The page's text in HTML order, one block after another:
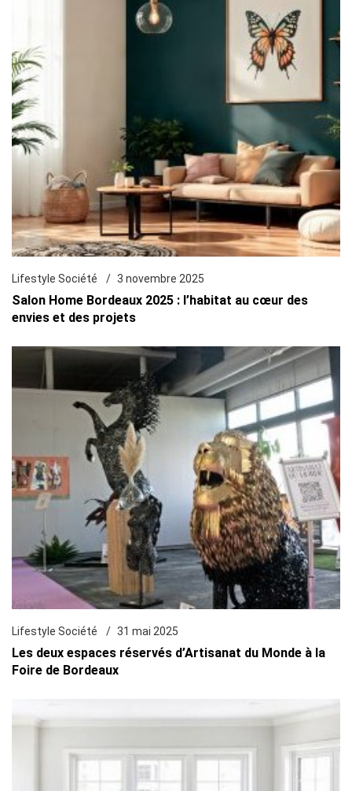
Lifestyle Société 3 novembre 2025
Salon Home Bordeaux 2025 : l’habitat au cœur des
envies et des projets
Lifestyle Société 31 mai 2025
Les deux espaces réservés d’Artisanat du Monde à la
Foire de Bordeaux